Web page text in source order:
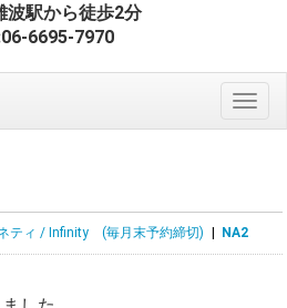
波駅から徒歩2分
6695-7970
ティ / Infinity (毎月末予約締切) NA2